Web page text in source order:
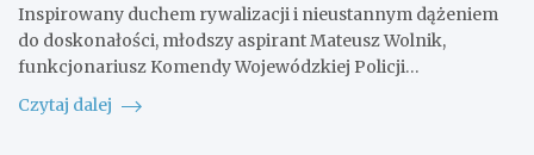
Inspirowany duchem rywalizacji i nieustannym dążeniem
do doskonałości, młodszy aspirant Mateusz Wolnik,
funkcjonariusz Komendy Wojewódzkiej Policji…
Czytaj dalej